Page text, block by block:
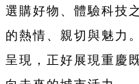
選購好物、體驗科技
的熱情、親切與魅力
呈現，正好展現重慶